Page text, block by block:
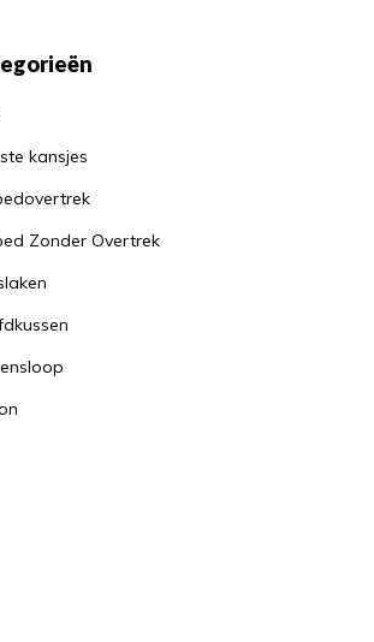
kansjes
Zonder Overtrek